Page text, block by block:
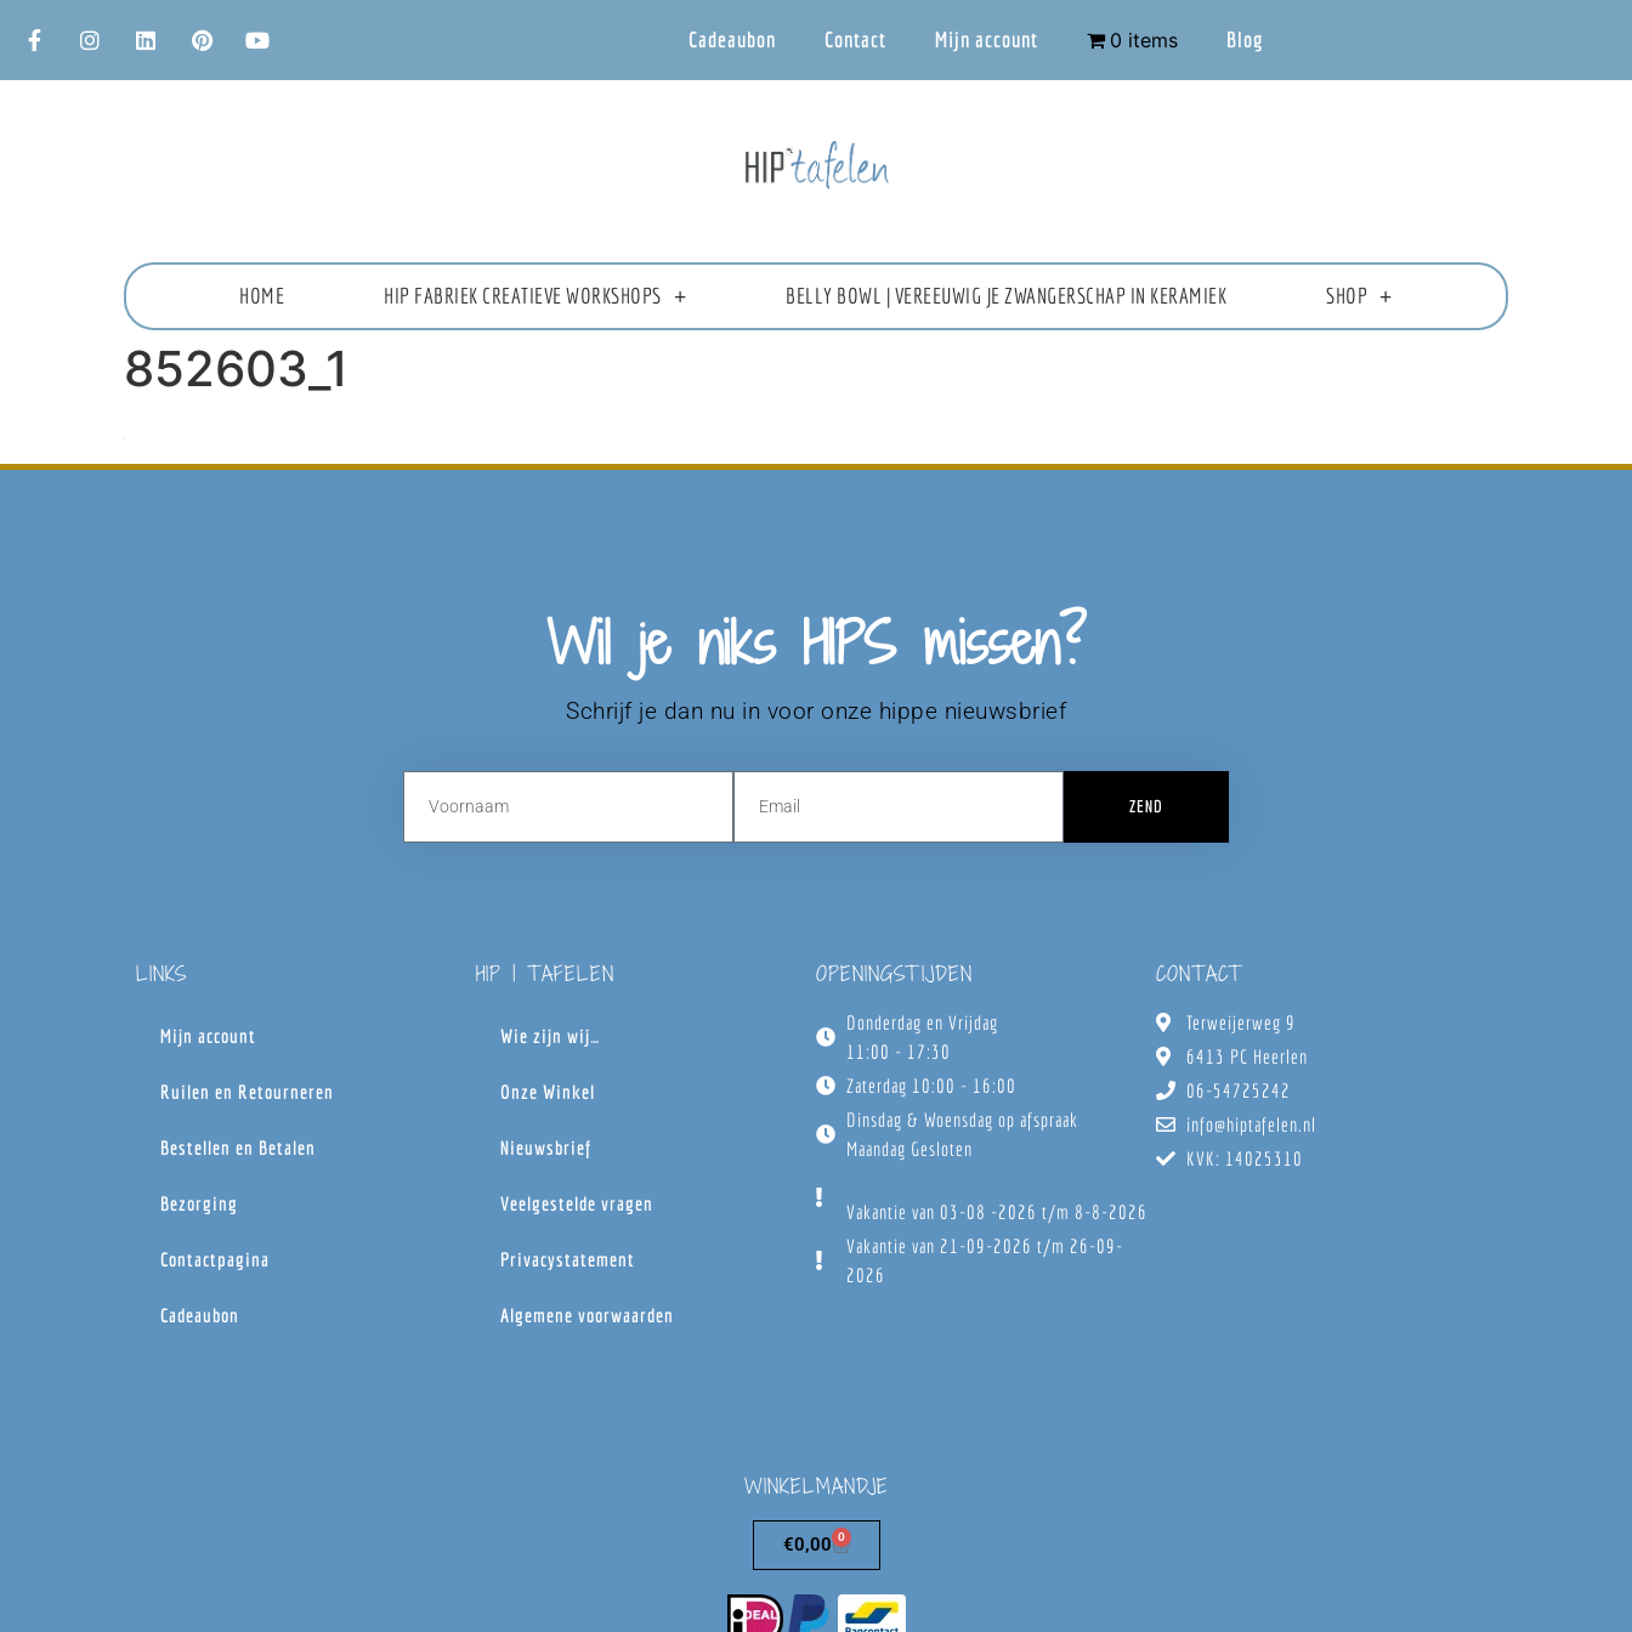
Cadeaubon Contact Mijn account 0 items Blog
HOME HIP FABRIEK CREATIEVE WORKSHOPS BELLY BOWL | VEREEUWIG JE ZWANGERSCHAP IN KERAMIEK SHOP
852603_1
Wil je niks HIPS missen?
Schrijf je dan nu in voor onze hippe nieuwsbrief
ZEND
LINKS
Mijn account
Ruilen en Retourneren
Bestellen en Betalen
Bezorging
Contactpagina
Cadeaubon
HIP | TAFELEN
Wie zijn wij…
Onze Winkel
Nieuwsbrief
Veelgestelde vragen
Privacystatement
Algemene voorwaarden
OPENINGSTIJDEN
Donderdag en Vrijdag
11:00 - 17:30
Zaterdag 10:00 - 16:00
Dinsdag & Woensdag op afspraak
Maandag Gesloten
Vakantie van 03-08 -2026 t/m 8-8-2026
Vakantie van 21-09-2026 t/m 26-09-
2026
CONTACT
Terweijerweg 9
6413 PC Heerlen
06-54725242
info@hiptafelen.nl
KVK: 14025310
WINKELMANDJE
€0,00 0